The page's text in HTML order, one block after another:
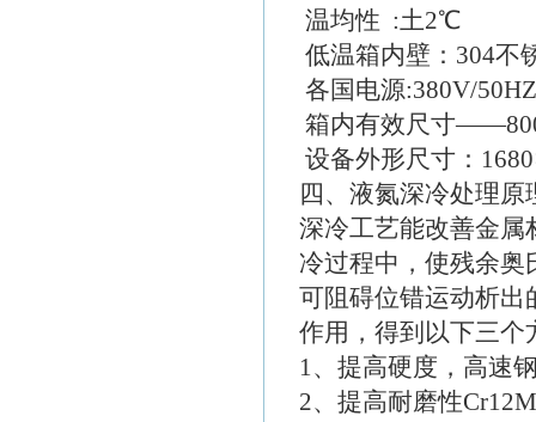
温均性 :土2℃
低温箱内壁：304不
各国电源:380V/
箱内有效尺寸
设备外形尺寸：
四、液氮深冷处理原
深冷工艺能改善金属
冷过程中，使残余奥
可阻碍位错运动析出
作用，得到以下三个
1、提高硬度，高速
2、提高耐磨性